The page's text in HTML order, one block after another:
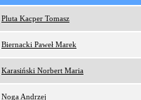
Pluta Kacper Tomasz
Biernacki Paweł Marek
Karasiński Norbert Maria
Noga Andrzej